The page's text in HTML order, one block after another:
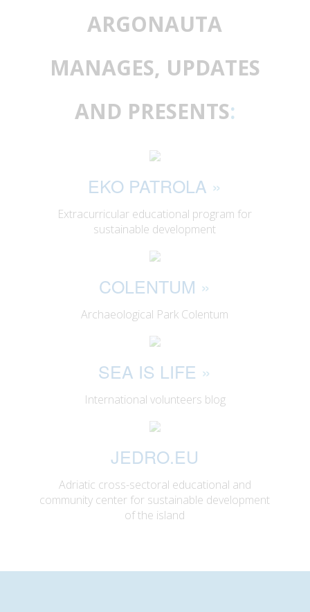
ARGONAUTA
MANAGES, UPDATES
AND PRESENTS:
EKO PATROLA »
Extracurricular educational program for
sustainable development
COLENTUM »
Archaeological Park Colentum
SEA IS LIFE »
International volunteers blog
JEDRO.EU
Adriatic cross-sectoral educational and
community center for sustainable development
of the island